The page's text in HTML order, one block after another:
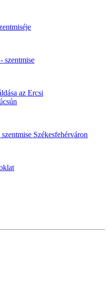
szentmise
az Ercsi
Székesfehérváron